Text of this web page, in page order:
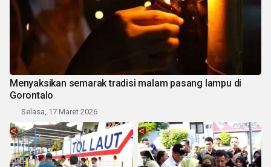
Menyaksikan semarak tradisi malam pasang lampu di
Gorontalo
Selasa, 17 Maret 2026